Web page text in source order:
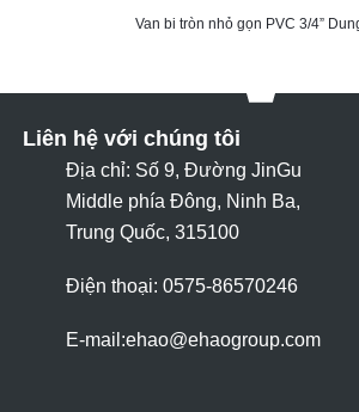
Van bi tròn nhỏ gọn PVC 3/4” Dung
Liên hệ với chúng tôi
Địa chỉ: Số 9, Đường JinGu
Middle phía Đông, Ninh Ba,
Trung Quốc, 315100
Điện thoại: 0575-86570246
E-mail:ehao@ehaogroup.com